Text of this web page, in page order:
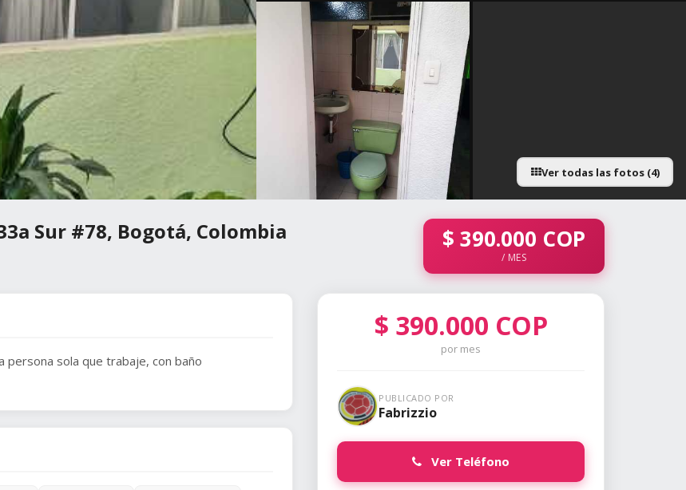
Ver todas las fotos (4)
Sur #78, Bogotá, Colombia $ 390.000 COP
/ MES
persona sola que trabaje, con baño
$ 390.000 COP
por mes
PUBLICADO POR
Fabrizzio
Ver Teléfono